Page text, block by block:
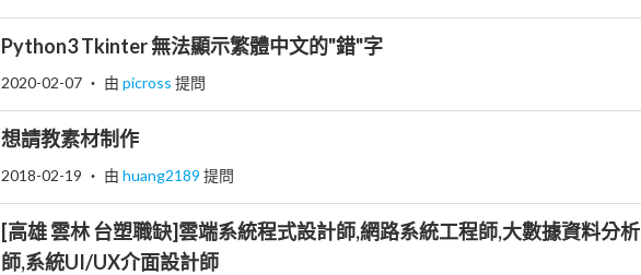
Python3 Tkinter 無法顯示繁體中文的"錯"字
2020-02-07 ‧ 由 picross 提問
想請教素材制作
2018-02-19 ‧ 由 huang2189 提問
[高雄 雲林 台塑職缺]雲端系統程式設計師,網路系統工程師,大數據資料分析
師,系統UI/UX介面設計師